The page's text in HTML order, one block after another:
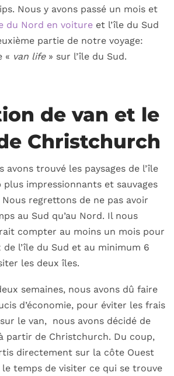
Nous y avons passé un mois et
du Nord en voiture et l’île du Sud
partie de notre voyage:
« van life» sur l’île du Sud.
de van et le
Christchurch
avons trouvé les paysages de l’île
plus impressionnants et sauvages
Nous regrettons de ne pas avoir
au Sud qu’au Nord. Il nous
compter au moins un mois pour
l’île du Sud et au minimum 6
les deux îles.
semaines, nous avons dû faire
d’économie, pour éviter les frais
le van, nous avons décidé de
partir de Christchurch. Du coup,
directement sur la côte Ouest
le temps de visiter ce qui se trouve